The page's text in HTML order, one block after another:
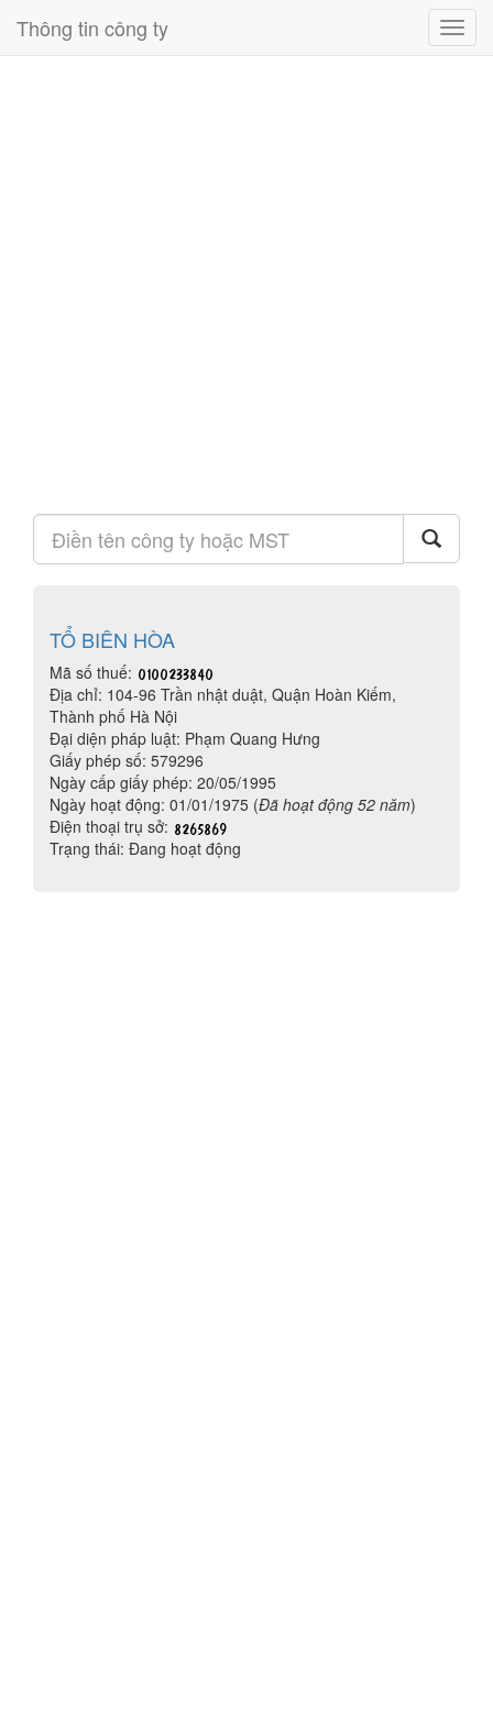
Thông tin công ty
TỔ BIÊN HÒA
Mã số thuế:
Địa chỉ: 104-96 Trần nhật duật, Quận Hoàn Kiếm,
Thành phố Hà Nội
Đại diện pháp luật: Phạm Quang Hưng
Giấy phép số: 579296
Ngày cấp giấy phép: 20/05/1995
Ngày hoạt động: 01/01/1975 (Đã hoạt động 52 năm)
Điện thoại trụ sở:
Trạng thái: Đang hoạt động